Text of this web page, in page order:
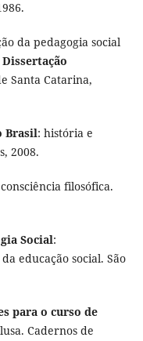
da pedagogia social
Dissertação
Santa Catarina,
Brasil: história e
2008.
filosófica.
Social:
educação social. São
para o curso de
Cadernos de